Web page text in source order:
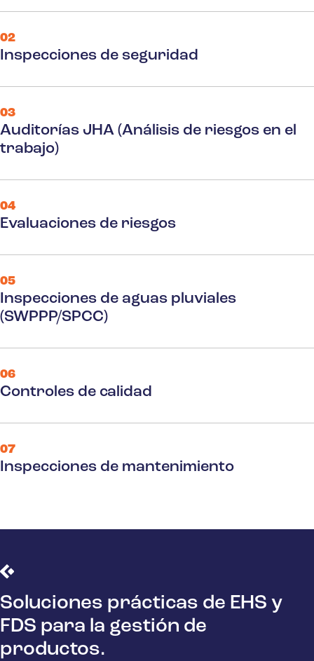
02
Inspecciones de seguridad
03
Auditorías JHA (Análisis de riesgos en el
trabajo)
04
Evaluaciones de riesgos
05
Inspecciones de aguas pluviales
(SWPPP/SPCC)
06
Controles de calidad
07
Inspecciones de mantenimiento
Soluciones prácticas de EHS y
FDS para la gestión de
productos.